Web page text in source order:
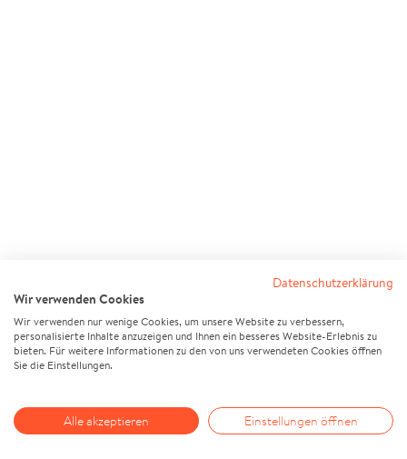
Datenschutzerklärung
Wir verwenden Cookies
Wir verwenden nur wenige Cookies, um unsere Website zu verbessern,
personalisierte Inhalte anzuzeigen und Ihnen ein besseres Website-Erlebnis zu
bieten. Für weitere Informationen zu den von uns verwendeten Cookies öffnen
Sie die Einstellungen.
Alle akzeptieren Einstellungen öffnen